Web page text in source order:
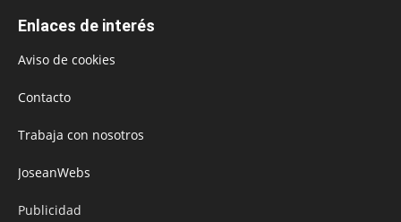
Enlaces de interés
Aviso de cookies
Contacto
Trabaja con nosotros
JoseanWebs
Publicidad